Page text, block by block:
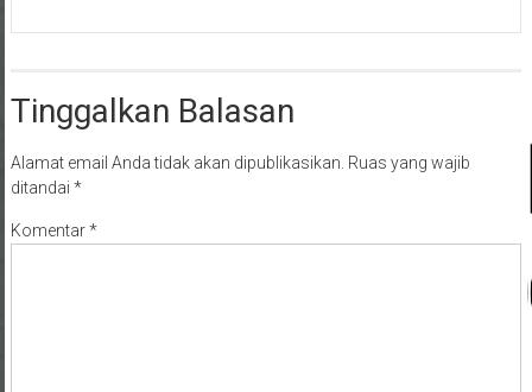
Tinggalkan Balasan
Alamat email Anda tidak akan dipublikasikan. Ruas yang wajib
ditandai *
Komentar*